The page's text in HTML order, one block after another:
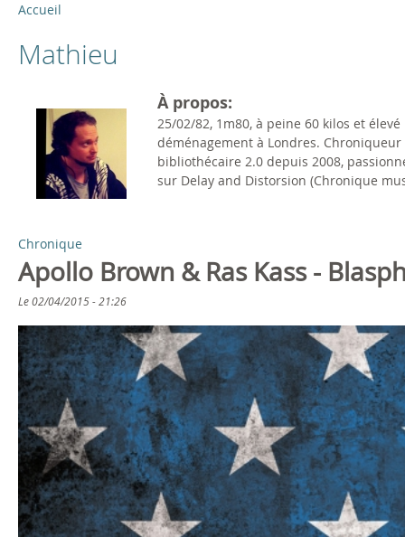
V
o
e
s
i
c
i
Accueil
Mathieu
À propos:
25/02/82, 1m80, à peine 60 kilos et
déménagement à Londres.
bibliothécaire 2.0 depuis 2008,
sur Delay and Distorsion (Chronique
Chronique
Apollo Brown & Ras Kass -
Le02/04/2015 - 21:26
a
g
e
s